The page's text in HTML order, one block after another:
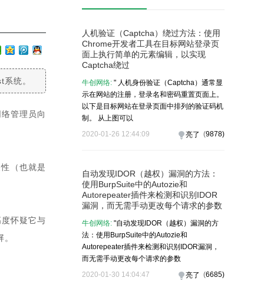
统。
管理员向
（也就是
怀疑它与
人机验证（Captcha）绕过方法：使用
Chrome开发者工具在目标网站登录页
面上执行简单的元素编辑，以实现
Captcha绕过
牛创网络: " 人机身份验证（Captcha）通常显
示在网站的注册，登录名和密码重置页面上。
以下是目标网站在登录页面中排列的验证码机
制。 从上图可以
2020-01-26 12:44:09
)
9878
(
亮了
自动发现IDOR（越权）漏洞的方法：
使用BurpSuite中的Autozie和
Autorepeater插件来检测和识别IDOR
漏洞，而无需手动更改每个请求的参数
牛创网络: "自动发现IDOR（越权）漏洞的方
法：使用BurpSuite中的Autozie和
Autorepeater插件来检测和识别IDOR漏洞，
而无需手动更改每个请求的参数
2020-01-30 14:04:47
)
6685
(
亮了